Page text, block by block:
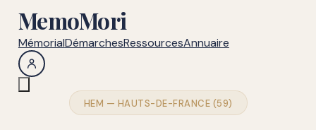
MemoMori
MémorialDémarchesRessourcesAnnuaire
HEM — HAUTS-DE-FRANCE (59)